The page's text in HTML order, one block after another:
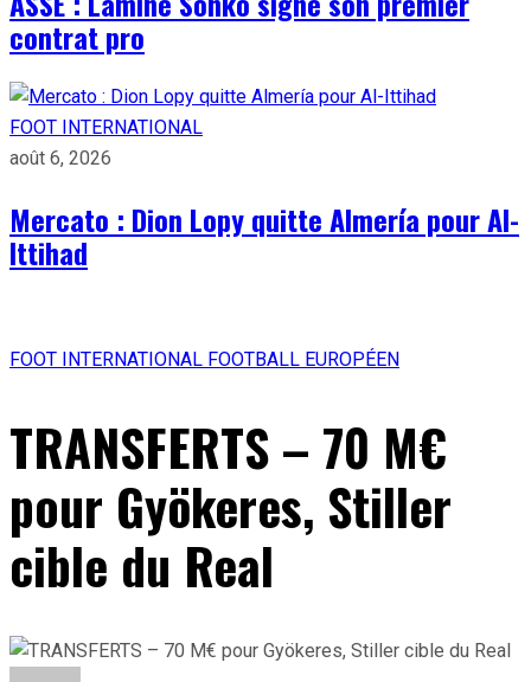
contrat pro
FOOT INTERNATIONAL
août 6, 2026
Mercato : Dion Lopy quitte Almería pour Al-
Ittihad
FOOT INTERNATIONAL FOOTBALL EUROPÉEN
TRANSFERTS – 70 M€
pour Gyökeres, Stiller
cible du Real